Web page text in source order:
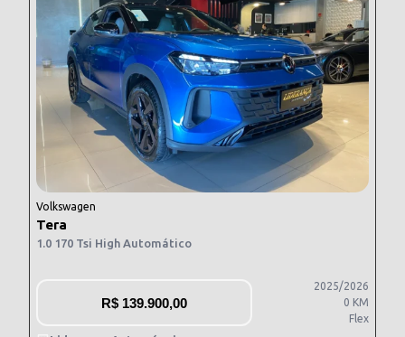
Volkswagen
Tera
1.0 170 Tsi High Automático
R$ 139.900,00
2025/2026
0 KM
Flex